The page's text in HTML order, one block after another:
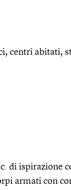
centri abitati,
di ispirazione
armati con